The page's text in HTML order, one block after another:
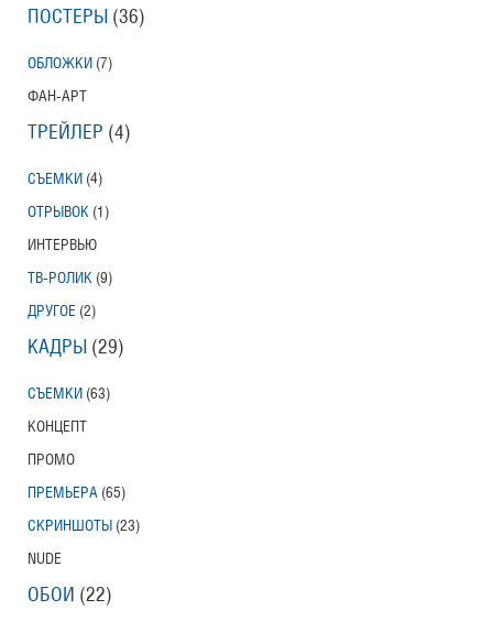
ПОСТЕРЫ (36)
ОБЛОЖКИ (7)
ФАН-АРТ
ТРЕЙЛЕР (4)
СЪЕМКИ (4)
ОТРЫВОК (1)
ИНТЕРВЬЮ
ТВ-РОЛИК (9)
ДРУГОЕ (2)
КАДРЫ (29)
СЪЕМКИ (63)
КОНЦЕПТ
ПРОМО
ПРЕМЬЕРА (65)
СКРИНШОТЫ (23)
NUDE
ОБОИ (22)